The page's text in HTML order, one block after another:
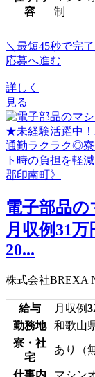
容
制
＼最短45秒で完
応募へ進む
詳しく
見る
電子部品の
月収例31
20...
株式会社BREXA
給与 月収例
勤務地
和歌山
寮・社
宅
あり（
仕事内
マシン